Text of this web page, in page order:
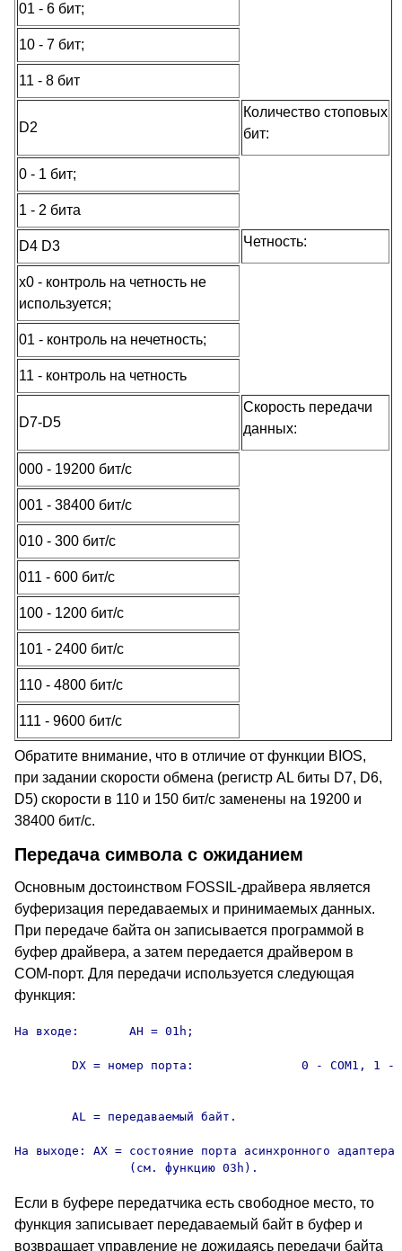
01 - 6 бит;
10 - 7 бит;
11 - 8 бит
D2
Количество стоповых
бит:
0 - 1 бит;
1 - 2 бита
D4 D3 Четность:
x0 - контроль на четность не
используется;
01 - контроль на нечетность;
11 - контроль на четность
D7-D5
Скорость передачи
данных:
000 - 19200 бит/с
001 - 38400 бит/с
010 - 300 бит/с
011 - 600 бит/с
100 - 1200 бит/с
101 - 2400 бит/с
110 - 4800 бит/с
111 - 9600 бит/с
Обратите внимание, что в отличие от функции BIOS,
при задании скорости обмена (регистр AL биты D7, D6,
D5) скорости в 110 и 150 бит/с заменены на 19200 и
38400 бит/с.
Передача символа с ожиданием
Основным достоинством FOSSIL-драйвера является
буферизация передаваемых и принимаемых данных.
При передаче байта он записывается программой в
буфер драйвера, а затем передается драйвером в
COM-порт. Для передачи используется следующая
функция:
На входе:	AH = 01h;
На выходе: AX = состояние порта асинхронного адаптера
		(см. функцию 03h).
Если в буфере передатчика есть свободное место, то
функция записывает передаваемый байт в буфер и
возвращает управление не дожидаясь передачи байта